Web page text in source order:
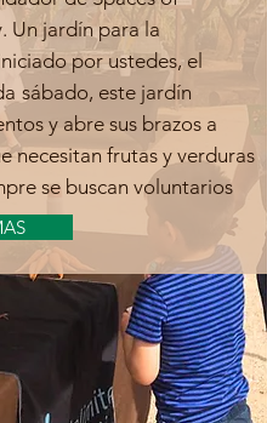
Un jardín para la
por ustedes, el
sábado, este jardín
y abre sus brazos a
necesitan frutas y verduras
se buscan voluntarios